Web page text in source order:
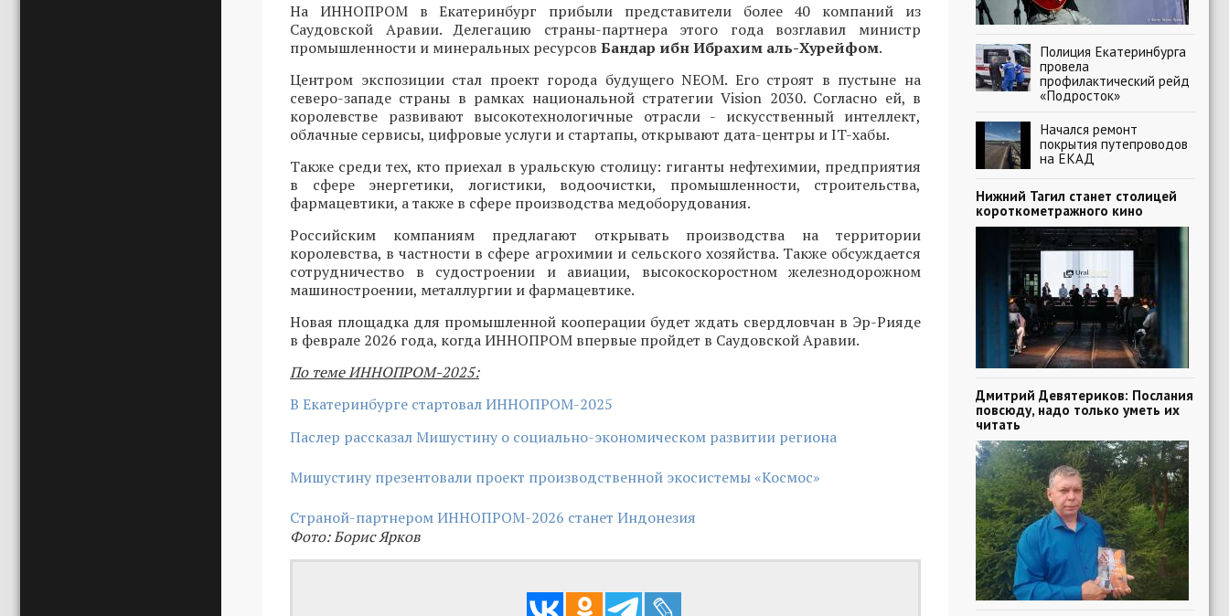
На ИННОПРОМ в Екатеринбург прибыли представители более 40 компаний из
Саудовской Аравии. Делегацию страны-партнера этого года возглавил министр
промышленности и минеральных ресурсов Бандар ибн Ибрахим аль-Хурейфом.
Центром экспозиции стал проект города будущего NEOM. Его строят в пустыне на
северо-западе страны в рамках нацио­нальной стратегии Vision 2030. Согласно ей, в
королевстве развивают высокотехнологичные отрасли - искусственный интеллект,
облачные сервисы, цифровые услуги и стартапы, открывают дата-центры и IT-хабы.
Также среди тех, кто приехал в уральскую столицу: гиганты нефтехимии, предприятия
в сфере энергетики, логистики, водоочистки, промышленности, строительства,
фармацевтики, а также в сфере производства медоборудования.
Российским компаниям предлагают открывать производства на территории
королевства, в частности в сфере агрохимии и сельского хозяйства. Также обсуждается
сотрудничество в судостроении и авиации, высокоскоростном железнодорожном
машиностроении, металлургии и фармацевтике.
Новая площадка для промышленной кооперации будет ждать свердловчан в Эр-Рияде
в феврале 2026 года, когда ИННОПРОМ впервые пройдет в Саудовской Аравии.
По теме ИННОПРОМ-2025:
В Екатеринбурге стартовал ИННОПРОМ-2025
Паслер рассказал Мишустину о социально-экономическом развитии региона
Мишустину презентовали проект производственной экосистемы «Космос»
Страной-партнером ИННОПРОМ-2026 станет Индонезия
Фото: Борис Ярков
Полиция Екатеринбурга
провела
профилактический рейд
«Подросток»
Начался ремонт
покрытия путепроводов
на ЕКАД
Нижний Тагил станет столицей
короткометражного кино
Дмитрий Девятериков: Послания
повсюду, надо только уметь их
читать